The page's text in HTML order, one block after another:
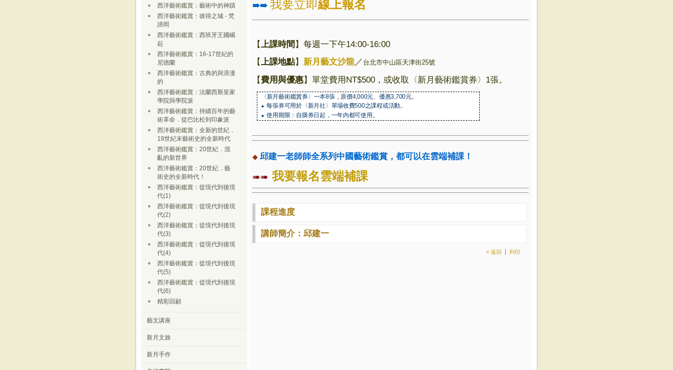
西洋藝術鑑賞：藝術中的神蹟
西洋藝術鑑賞：彼得之城 - 梵
諦岡
西洋藝術鑑賞：西班牙王國崛
起
西洋藝術鑑賞：16-17世紀的
尼德蘭
西洋藝術鑑賞：古典的與浪漫
的
西洋藝術鑑賞：法蘭西斯皇家
學院與學院派
西洋藝術鑑賞：持續百年的藝
術革命．從巴比松到印象派
西洋藝術鑑賞：全新的世紀．
19世紀末藝術史的全新時代
西洋藝術鑑賞：20世紀．混
亂的新世界
西洋藝術鑑賞：20世紀．藝
術史的全新時代！
西洋藝術鑑賞：從現代到後現
代(1)
西洋藝術鑑賞：從現代到後現
代(2)
西洋藝術鑑賞：從現代到後現
代(3)
西洋藝術鑑賞：從現代到後現
代(4)
西洋藝術鑑賞：從現代到後現
代(5)
西洋藝術鑑賞：從現代到後現
代(6)
精彩回顧
藝文講座
新月文旅
新月手作
➠➠ 我要立即線上報名
【 上課時間 】每週一下午14:00-16:00
【 上課地點】 新月藝文沙龍 ／ 台北市中山區天津街25號
【費用與優惠】單堂費用NT$500，或收取〈新月藝術鑑賞券〉1張。
〈新月藝術鑑賞券〉一本8張，原價4,000元、優惠3,700元。
►每張券可用於〈新月社〉單場收費500之課程或活動。
►使用期限：自購券日起，一年內都可使用。
◆ 邱建一老師師全系列中國藝術鑑賞，都可以在雲端補課！
➠➠ 我要報名雲端補課
課程進度
講師簡介：邱建一
列印
« 返回